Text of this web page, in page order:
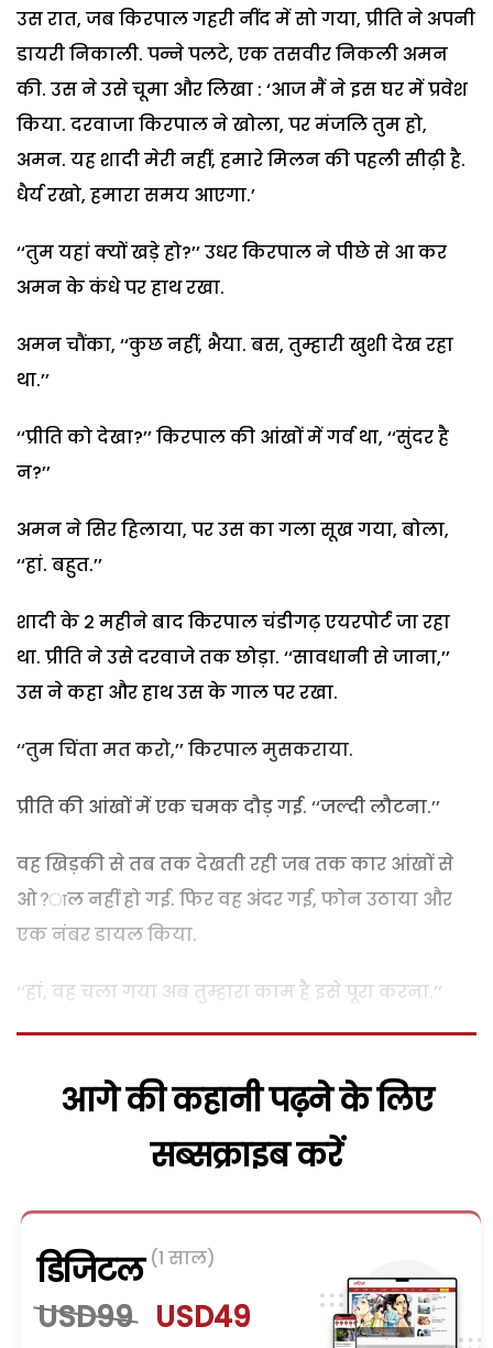
उस रात, जब किरपाल गहरी नींद में सो गया, प्रीति ने अपनी
डायरी निकाली. पन्ने पलटे, एक तसवीर निकली अमन
की. उस ने उसे चूमा और लिखा : ‘आज मैं ने इस घर में प्रवेश
किया. दरवाजा किरपाल ने खोला, पर मंजलि तुम हो,
अमन. यह शादी मेरी नहीं, हमारे मिलन की पहली सीढ़ी है.
धैर्य रखो, हमारा समय आएगा.’
‘‘तुम यहां क्यों खड़े हो?’’ उधर किरपाल ने पीछे से आ कर
अमन के कंधे पर हाथ रखा.
अमन चौंका, ‘‘कुछ नहीं, भैया. बस, तुम्हारी खुशी देख रहा
था.’’
‘‘प्रीति को देखा?’’ किरपाल की आंखों में गर्व था, ‘‘सुंदर है
न?’’
अमन ने सिर हिलाया, पर उस का गला सूख गया, बोला,
‘‘हां. बहुत.’’
शादी के 2 महीने बाद किरपाल चंडीगढ़ एयरपोर्ट जा रहा
था. प्रीति ने उसे दरवाजे तक छोड़ा. ‘‘सावधानी से जाना,’’
उस ने कहा और हाथ उस के गाल पर रखा.
‘‘तुम चिंता मत करो,’’ किरपाल मुसकराया.
प्रीति की आंखों में एक चमक दौड़ गई. ‘‘जल्दी लौटना.’’
वह खिड़की से तब तक देखती रही जब तक कार आंखों से
ओ?ाल नहीं हो गई. फिर वह अंदर गई, फोन उठाया और
एक नंबर डायल किया.
‘‘हां, वह चला गया अब तुम्हारा काम है इसे पूरा करना.’’
आगे की कहानी पढ़ने के लिए
सब्सक्राइब करें
डिजिटल (1 साल)
USD99 USD49